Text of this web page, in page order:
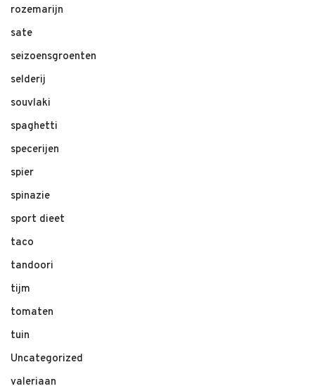
rozemarijn
sate
seizoensgroenten
selderij
souvlaki
spaghetti
specerijen
spier
spinazie
sport dieet
taco
tandoori
tijm
tomaten
tuin
Uncategorized
valeriaan